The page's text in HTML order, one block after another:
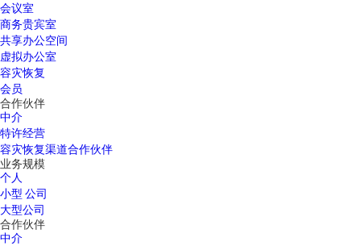
会议室
商务贵宾室
共享办公空间
虚拟办公室
容灾恢复
会员
合作伙伴
中介
特许经营
容灾恢复渠道合作伙伴
业务规模
个人
小型 公司
大型公司
合作伙伴
中介